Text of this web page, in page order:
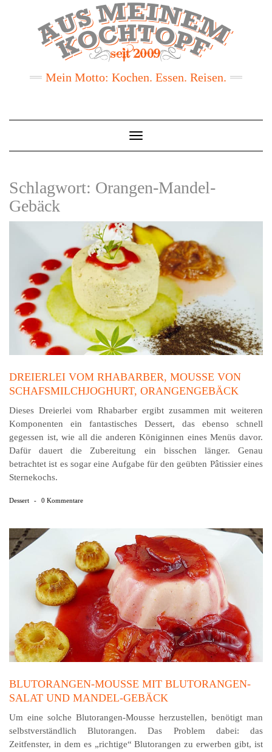
Mein Motto: Kochen. Essen. Reisen.
Toggle
Navigation
Schlagwort: Orangen-Mandel-
Gebäck
DREIERLEI VOM RHABARBER, MOUSSE VON
SCHAFSMILCHJOGHURT, ORANGENGEBÄCK
Dieses Dreierlei vom Rhabarber ergibt zusammen mit weiteren
Komponenten ein fantastisches Dessert, das ebenso schnell
gegessen ist, wie all die anderen Königinnen eines Menüs davor.
Dafür dauert die Zubereitung ein bisschen länger. Genau
betrachtet ist es sogar eine Aufgabe für den geübten Pâtissier eines
Sternekochs.
Dessert - 0 Kommentare
BLUTORANGEN-MOUSSE MIT BLUTORANGEN-
SALAT UND MANDEL-GEBÄCK
Um eine solche Blutorangen-Mousse herzustellen, benötigt man
selbstverständlich Blutorangen. Das Problem dabei: das
Zeitfenster, in dem es „richtige“ Blutorangen zu erwerben gibt, ist